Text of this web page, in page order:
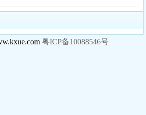
粤ICP备10088546号